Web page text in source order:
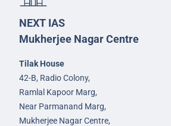
NEXT IAS
Mukherjee Nagar Centre
Tilak House
42-B, Radio Colony,
Ramlal Kapoor Marg,
Near Parmanand Marg,
Mukherjee Nagar Centre,